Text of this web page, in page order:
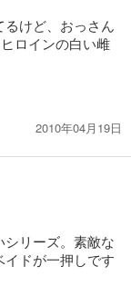
けど、おっさん
ロインの白い雌
2010年04月19日
リーズ。素敵な
ドが一押しです